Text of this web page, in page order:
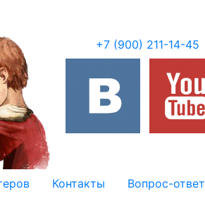
+7 (900) 211-14-45
Контакты Вопрос-ответ